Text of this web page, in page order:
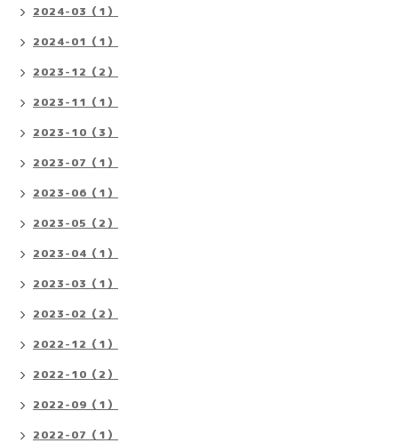
2024-03（1）
2024-01（1）
2023-12（2）
2023-11（1）
2023-10（3）
2023-07（1）
2023-06（1）
2023-05（2）
2023-04（1）
2023-03（1）
2023-02（2）
2022-12（1）
2022-10（2）
2022-09（1）
2022-07（1）